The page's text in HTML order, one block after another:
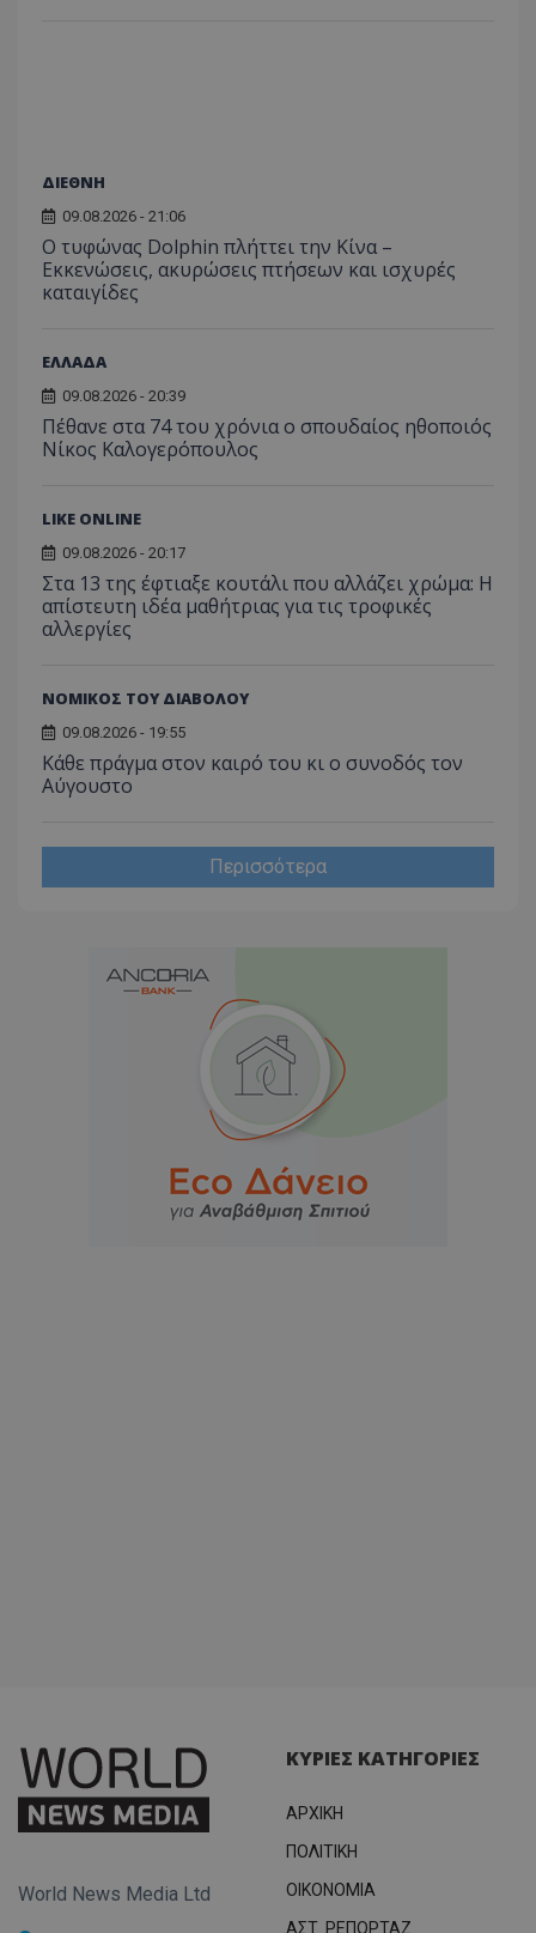
ΔΙΕΘΝΗ
09.08.2026 - 21:06
Ο τυφώνας Dolphin πλήττει την Κίνα –
Εκκενώσεις, ακυρώσεις πτήσεων και ισχυρές
καταιγίδες
ΕΛΛΑΔΑ
09.08.2026 - 20:39
Πέθανε στα 74 του χρόνια ο σπουδαίος ηθοποιός
Νίκος Καλογερόπουλος
LIKE ONLINE
09.08.2026 - 20:17
Στα 13 της έφτιαξε κουτάλι που αλλάζει χρώμα: Η
απίστευτη ιδέα μαθήτριας για τις τροφικές
αλλεργίες
ΝΟΜΙΚΟΣ ΤΟΥ ΔΙΑΒΟΛΟΥ
09.08.2026 - 19:55
Κάθε πράγμα στον καιρό του κι ο συνοδός τον
Αύγουστο
Περισσότερα
World News Media Ltd
ΚΥΡΙΕΣ ΚΑΤΗΓΟΡΙΕΣ
ΑΡΧΙΚΗ
ΠΟΛΙΤΙΚΗ
OIKONOMIA
ΑΣΤ. ΡΕΠΟΡΤΑΖ